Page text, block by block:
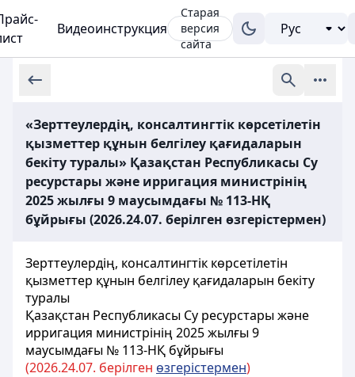
Видеоинструкция
Старая
версия
сайта
«Зерттеулердің, консалтингтік көрсетілетін
қызметтер құнын белгілеу қағидаларын
бекіту туралы» Қазақстан Республикасы Су
ресурстары және ирригация министрінің
2025 жылғы 9 маусымдағы № 113-НҚ
бұйрығы (2026.24.07. берілген өзгерістермен)
Зерттеулердің, консалтингтік көрсетілетін
қызметтер құнын белгілеу қағидаларын бекіту
туралы
Қазақстан Республикасы Су ресурстары және
ирригация министрінің 2025 жылғы 9
маусымдағы № 113-НҚ бұйрығы
(2026.24.07. берілген өзгерістермен)